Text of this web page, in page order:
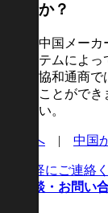
か？
中国メーカ
テムによっ
協和通商で
ことができ
い。
一覧へ | 中国
お気軽にご連絡
ご相談・お問い